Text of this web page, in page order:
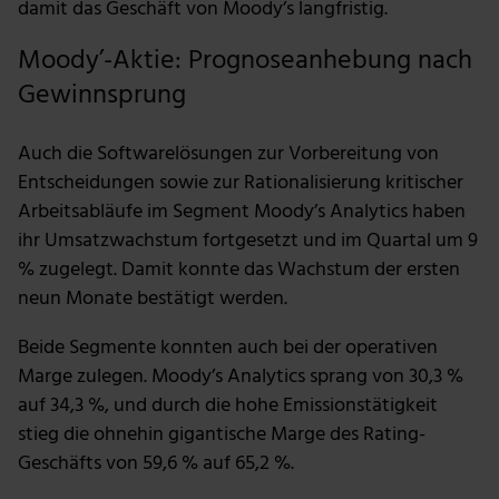
damit das Geschäft von Moody’s langfristig.
Moody’-Aktie: Prognoseanhebung nach
Gewinnsprung
Auch die Softwarelösungen zur Vorbereitung von
Entscheidungen sowie zur Rationalisierung kritischer
Arbeitsabläufe im Segment Moody’s Analytics haben
ihr Umsatzwachstum fortgesetzt und im Quartal um 9
% zugelegt. Damit konnte das Wachstum der ersten
neun Monate bestätigt werden.
Beide Segmente konnten auch bei der operativen
Marge zulegen. Moody’s Analytics sprang von 30,3 %
auf 34,3 %, und durch die hohe Emissionstätigkeit
stieg die ohnehin gigantische Marge des Rating-
Geschäfts von 59,6 % auf 65,2 %.